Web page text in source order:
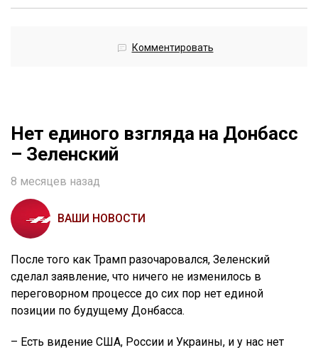
Комментировать
Нет единого взгляда на Донбасс
– Зеленский
8 месяцев назад
ВАШИ НОВОСТИ
После того как Трамп разочаровался, Зеленский
сделал заявление, что ничего не изменилось в
переговорном процессе до сих пор нет единой
позиции по будущему Донбасса.
– Есть видение США, России и Украины, и у нас нет